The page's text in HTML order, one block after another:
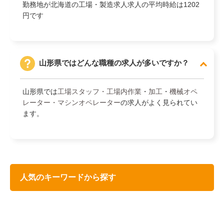
勤務地が北海道の工場・製造求人求人の平均時給は1202
円です
山形県ではどんな職種の求人が多いですか？
山形県では工場スタッフ・工場内作業 ・ 加工 ・ 機械オペ
レーター・マシンオペレーターの求人がよく見られてい
ます。
人気のキーワードから探す